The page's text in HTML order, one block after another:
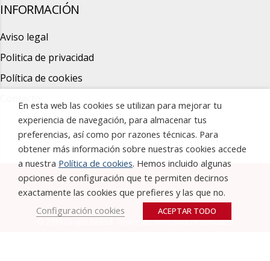
INFORMACIÓN
Aviso legal
Politica de privacidad
Política de cookies
© 2019 Grupo Bellod. Todos los derechos reservados
En esta web las cookies se utilizan para mejorar tu
experiencia de navegación, para almacenar tus
preferencias, así como por razones técnicas. Para
obtener más información sobre nuestras cookies accede
a nuestra Política de cookies. Hemos incluido algunas
opciones de configuración que te permiten decirnos
exactamente las cookies que prefieres y las que no.
Configuración cookies
ACEPTAR TODO